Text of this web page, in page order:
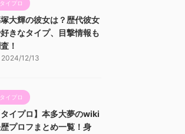
タイプロ
大輝の彼女は？歴代彼女
きなタイプ、目撃情報も
！
2024/12/13
タイプロ
タイプロ】本多大夢のwiki
プロフまとめ一覧！身